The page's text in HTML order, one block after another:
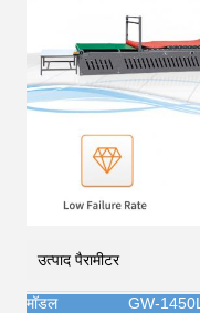
उत्पाद पैरामीटर
मॉडल GW-1450L